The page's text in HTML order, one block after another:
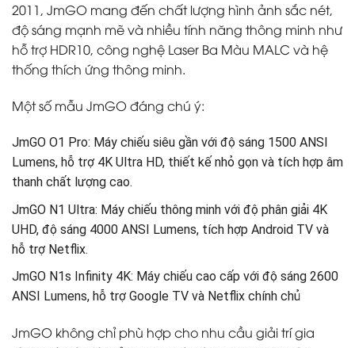
2011, JmGO mang đến chất lượng hình ảnh sắc nét,
độ sáng mạnh mẽ và nhiều tính năng thông minh như
hỗ trợ HDR10, công nghệ Laser Ba Màu MALC và hệ
thống thích ứng thông minh.
Một số mẫu JmGO đáng chú ý:
JmGO O1 Pro: Máy chiếu siêu gần với độ sáng 1500 ANSI
Lumens, hỗ trợ 4K Ultra HD, thiết kế nhỏ gọn và tích hợp âm
thanh chất lượng cao.
JmGO N1 Ultra: Máy chiếu thông minh với độ phân giải 4K
UHD, độ sáng 4000 ANSI Lumens, tích hợp Android TV và
hỗ trợ Netflix.
JmGO N1s Infinity 4K: Máy chiếu cao cấp với độ sáng 2600
ANSI Lumens, hỗ trợ Google TV và Netflix chính chủ
JmGO không chỉ phù hợp cho nhu cầu giải trí gia